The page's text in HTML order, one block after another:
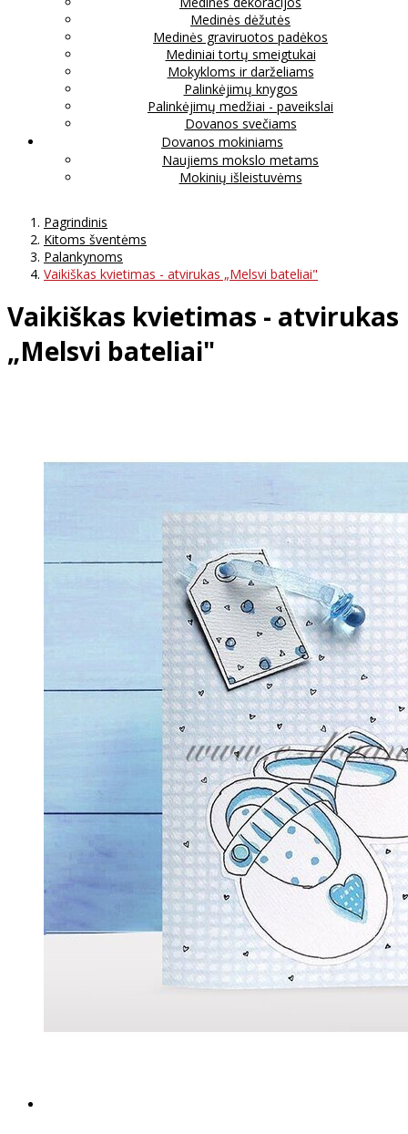
Medinės dėžutės
Medinės graviruotos padėkos
Mediniai tortų smeigtukai
Mokykloms ir darželiams
Palinkėjimų knygos
Palinkėjimų medžiai - paveikslai
Dovanos svečiams
Dovanos mokiniams
Naujiems mokslo metams
Mokinių išleistuvėms
Pagrindinis
Kitoms šventėms
Palankynoms
Vaikiškas kvietimas - atvirukas „Melsvi bateliai"
Vaikiškas kvietimas - atvirukas
„Melsvi bateliai"